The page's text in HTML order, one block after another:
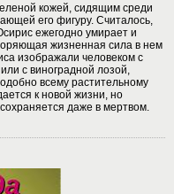
кожей, сидящим среди
его фигуру. Считалось,
ежегодно умирает и
жизненная сила в нем
изображали человеком с
с виноградной лозой,
всему растительному
к новой жизни, но
даже в мертвом.